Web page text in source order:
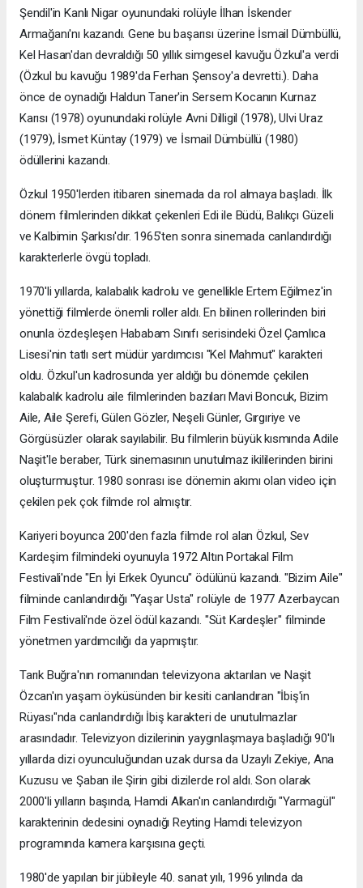
Şendil'in Kanlı Nigar oyunundaki rolüyle İlhan İskender
Armağanı'nı kazandı. Gene bu başarısı üzerine İsmail Dümbüllü,
Kel Hasan'dan devraldığı 50 yıllık simgesel kavuğu Özkul'a verdi
(Özkul bu kavuğu 1989'da Ferhan Şensoy'a devretti.). Daha
önce de oynadığı Haldun Taner'in Sersem Kocanın Kurnaz
Karısı (1978) oyunundaki rolüyle Avni Dilligil (1978), Ulvi Uraz
(1979), İsmet Küntay (1979) ve İsmail Dümbüllü (1980)
ödüllerini kazandı.
Özkul 1950'lerden itibaren sinemada da rol almaya başladı. İlk
dönem filmlerinden dikkat çekenleri Edi ile Büdü, Balıkçı Güzeli
ve Kalbimin Şarkısı'dır. 1965'ten sonra sinemada canlandırdığı
karakterlerle övgü topladı.
1970'li yıllarda, kalabalık kadrolu ve genellikle Ertem Eğilmez'in
yönettiği filmlerde önemli roller aldı. En bilinen rollerinden biri
onunla özdeşleşen Hababam Sınıfı serisindeki Özel Çamlıca
Lisesi'nin tatlı sert müdür yardımcısı "Kel Mahmut" karakteri
oldu. Özkul'un kadrosunda yer aldığı bu dönemde çekilen
kalabalık kadrolu aile filmlerinden bazıları Mavi Boncuk, Bizim
Aile, Aile Şerefi, Gülen Gözler, Neşeli Günler, Gırgıriye ve
Görgüsüzler olarak sayılabilir. Bu filmlerin büyük kısmında Adile
Naşit'le beraber, Türk sinemasının unutulmaz ikililerinden birini
oluşturmuştur. 1980 sonrası ise dönemin akımı olan video için
çekilen pek çok filmde rol almıştır.
Kariyeri boyunca 200'den fazla filmde rol alan Özkul, Sev
Kardeşim filmindeki oyunuyla 1972 Altın Portakal Film
Festivali'nde "En İyi Erkek Oyuncu" ödülünü kazandı. "Bizim Aile"
filminde canlandırdığı "Yaşar Usta" rolüyle de 1977 Azerbaycan
Film Festivali'nde özel ödül kazandı. "Süt Kardeşler" filminde
yönetmen yardımcılığı da yapmıştır.
Tarık Buğra'nın romanından televizyona aktarılan ve Naşit
Özcan'ın yaşam öyküsünden bir kesiti canlandıran "İbiş'in
Rüyası"nda canlandırdığı İbiş karakteri de unutulmazlar
arasındadır. Televizyon dizilerinin yaygınlaşmaya başladığı 90'lı
yıllarda dizi oyunculuğundan uzak dursa da Uzaylı Zekiye, Ana
Kuzusu ve Şaban ile Şirin gibi dizilerde rol aldı. Son olarak
2000'li yılların başında, Hamdi Alkan'ın canlandırdığı "Yarmagül"
karakterinin dedesini oynadığı Reyting Hamdi televizyon
programında kamera karşısına geçti.
1980'de yapılan bir jübileyle 40. sanat yılı, 1996 yılında da